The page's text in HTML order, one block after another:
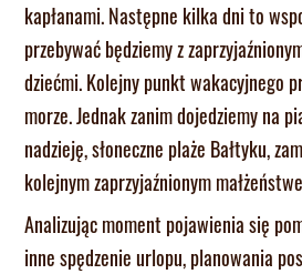
kapłanami. Następne kilka dni to
przebywać będziemy z
dziećmi. Kolejny punkt wakacyjnego
morze. Jednak zanim dojedziemy na
nadzieję, słoneczne plaże Bałtyku,
kolejnym zaprzyjaźnionym
Analizując moment pojawienia się
inne spędzenie urlopu, planowania